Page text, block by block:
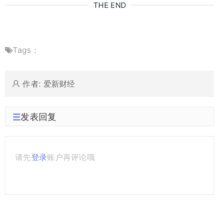
THE END
Tags：
作者: 爱新财经
发表回复
请先登录账户再评论哦